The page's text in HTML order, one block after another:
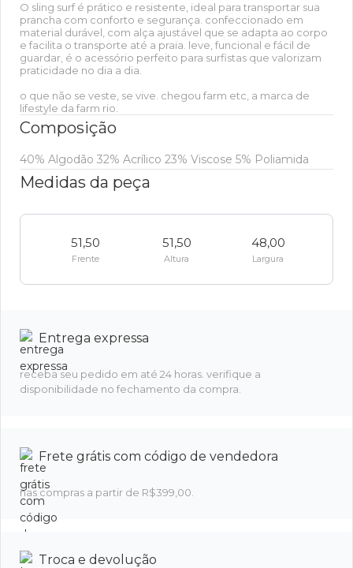
O sling surf é prático e resistente, ideal para transportar sua
prancha com conforto e segurança. confeccionado em
material durável, com alça ajustável que se adapta ao corpo
e facilita o transporte até a praia. leve, funcional e fácil de
guardar, é o acessório perfeito para surfistas que valorizam
praticidade no dia a dia.
o que não se veste, se vive. chegou farm etc, a marca de
lifestyle da farm rio.
Composição
40% Algodão 32% Acrílico 23% Viscose 5% Poliamida
Medidas da peça
51,50
Frente
51,50
Altura
48,00
Largura
Entrega expressa
receba seu pedido em até 24 horas. verifique a
disponibilidade no fechamento da compra.
Frete grátis com código de vendedora
nas compras a partir de R$399,00.
Troca e devolução